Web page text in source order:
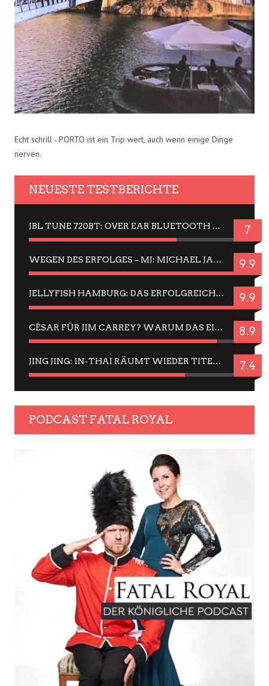
Echt schrill - PORTO ist ein Trip wert, auch wenn einige Dinge
nerven.
NEUESTE TESTBERICHTE
JBL TUNE 720BT: OVER EAR BLUETOOTH KOPFHÖRER UM DIE 50,-€ IM DAUER-TEST 7
WEGEN DES ERFOLGES – MJ: MICHAEL JACKSON MUSICAL IN EINER MATINEE SEHEN 9.9
JELLYFISH HAMBURG: DAS ERFOLGREICHE SOMMER-MENÜ 2025 IN GEFÜHLEN UND BILDERN 9.9
CÉSAR FÜR JIM CARREY? WARUM DAS EINER DER NERVIGSTEN ACTORS IST UND BLEIBT 8.9
JING JING: IN-THAI RÄUMT WIEDER TITEL AB – EIN ZWEI-STUNDEN-ERLEBNISBERICHT 7.4
PODCAST FATAL ROYAL